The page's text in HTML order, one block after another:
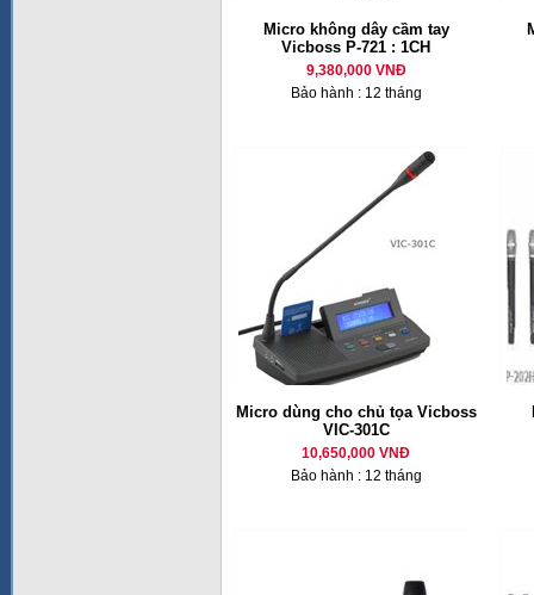
Micro không dây cầm tay
Vicboss P-721 : 1CH
9,380,000 VNĐ
Bảo hành : 12 tháng
Micro dùng cho chủ tọa Vicboss
VIC-301C
10,650,000 VNĐ
Bảo hành : 12 tháng